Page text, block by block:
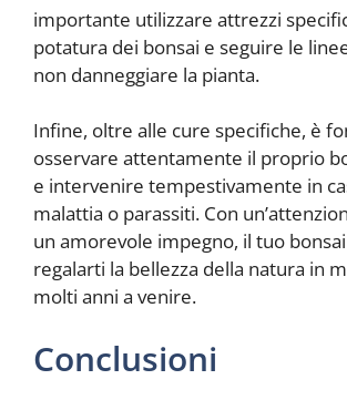
importante utilizzare attrezzi
potatura dei bonsai e seguire le
non danneggiare la pianta.
Infine, oltre alle cure specifiche, è
osservare attentamente il proprio
e intervenire tempestivamente in
malattia o parassiti. Con
un amorevole impegno, il tuo
regalarti la bellezza della natura in
molti anni a venire.
Conclusioni